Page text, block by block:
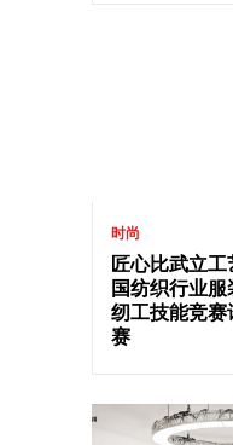
时尚
匠心比武立
国纺织行业
纫工技能竞赛
赛